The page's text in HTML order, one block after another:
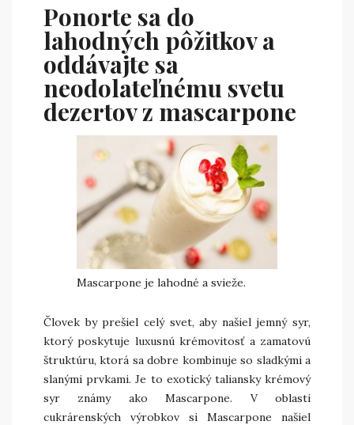
Ponorte sa do
lahodných pôžitkov a
oddávajte sa
neodolateľnému svetu
dezertov z mascarpone
Mascarpone je lahodné a svieže.
Človek by prešiel celý svet, aby našiel jemný syr,
ktorý poskytuje luxusnú krémovitosť a zamatovú
štruktúru, ktorá sa dobre kombinuje so sladkými a
slanými prvkami. Je to exotický taliansky krémový
syr známy ako Mascarpone. V oblasti
cukrárenských výrobkov si Mascarpone našiel